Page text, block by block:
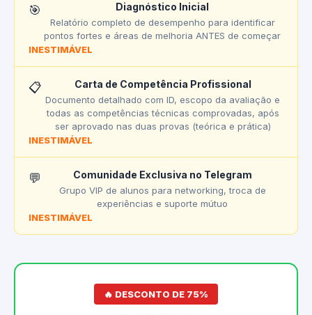
🎯 Diagnóstico Inicial
Relatório completo de desempenho para identificar
pontos fortes e áreas de melhoria ANTES de começar
INESTIMÁVEL
📋 Carta de Competência Profissional
Documento detalhado com ID, escopo da avaliação e
todas as competências técnicas comprovadas, após
ser aprovado nas duas provas (teórica e prática)
INESTIMÁVEL
💬 Comunidade Exclusiva no Telegram
Grupo VIP de alunos para networking, troca de
experiências e suporte mútuo
INESTIMÁVEL
🔥 DESCONTO DE 75%